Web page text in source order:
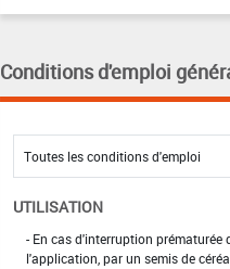
Conditions d'emploi
UTILISATION
- En cas d'interruption prématurée
l'application, par un semis de